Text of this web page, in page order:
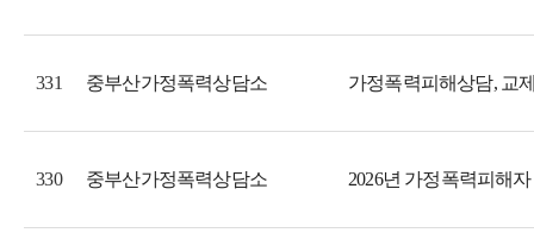
331 중부산가정폭력상담소
330 중부산가정폭력상담소 2026년 가정폭력피해